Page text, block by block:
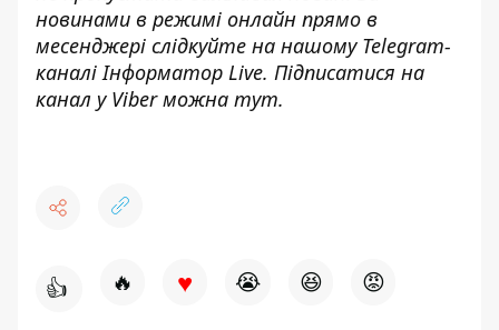
новинами в режимі онлайн прямо в
месенджері слідкуйте на нашому Telegram-
каналіІнформатор Live. Підписатися на
канал у Viber можна тут.
👍 🔥 ♥ 😭 😆 😡